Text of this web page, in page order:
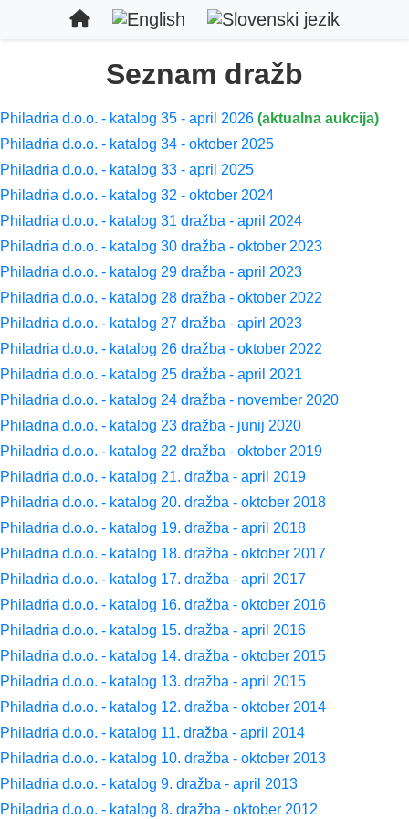
Seznam dražb
Philadria d.o.o. - katalog 35 - april 2026 (aktualna aukcija)
Philadria d.o.o. - katalog 34 - oktober 2025
Philadria d.o.o. - katalog 33 - april 2025
Philadria d.o.o. - katalog 32 - oktober 2024
Philadria d.o.o. - katalog 31 dražba - april 2024
Philadria d.o.o. - katalog 30 dražba - oktober 2023
Philadria d.o.o. - katalog 29 dražba - april 2023
Philadria d.o.o. - katalog 28 dražba - oktober 2022
Philadria d.o.o. - katalog 27 dražba - apirl 2023
Philadria d.o.o. - katalog 26 dražba - oktober 2022
Philadria d.o.o. - katalog 25 dražba - april 2021
Philadria d.o.o. - katalog 24 dražba - november 2020
Philadria d.o.o. - katalog 23 dražba - junij 2020
Philadria d.o.o. - katalog 22 dražba - oktober 2019
Philadria d.o.o. - katalog 21. dražba - april 2019
Philadria d.o.o. - katalog 20. dražba - oktober 2018
Philadria d.o.o. - katalog 19. dražba - april 2018
Philadria d.o.o. - katalog 18. dražba - oktober 2017
Philadria d.o.o. - katalog 17. dražba - april 2017
Philadria d.o.o. - katalog 16. dražba - oktober 2016
Philadria d.o.o. - katalog 15. dražba - april 2016
Philadria d.o.o. - katalog 14. dražba - oktober 2015
Philadria d.o.o. - katalog 13. dražba - april 2015
Philadria d.o.o. - katalog 12. dražba - oktober 2014
Philadria d.o.o. - katalog 11. dražba - april 2014
Philadria d.o.o. - katalog 10. dražba - oktober 2013
Philadria d.o.o. - katalog 9. dražba - april 2013
Philadria d.o.o. - katalog 8. dražba - oktober 2012